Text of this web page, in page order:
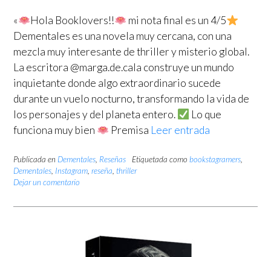
« Hola Booklovers!!
mi nota final es un 4/5
Dementales es una novela muy cercana, con una
mezcla muy interesante de thriller y misterio global.
La escritora @marga.de.cala construye un mundo
inquietante donde algo extraordinario sucede
durante un vuelo nocturno, transformando la vida de
los personajes y del planeta entero.
Lo que
funciona muy bien
Premisa Leer entrada
Publicada en Dementales, Reseñas Etiquetada como bookstagramers,
Dementales, Instagram, reseña, thriller
Dejar un comentario